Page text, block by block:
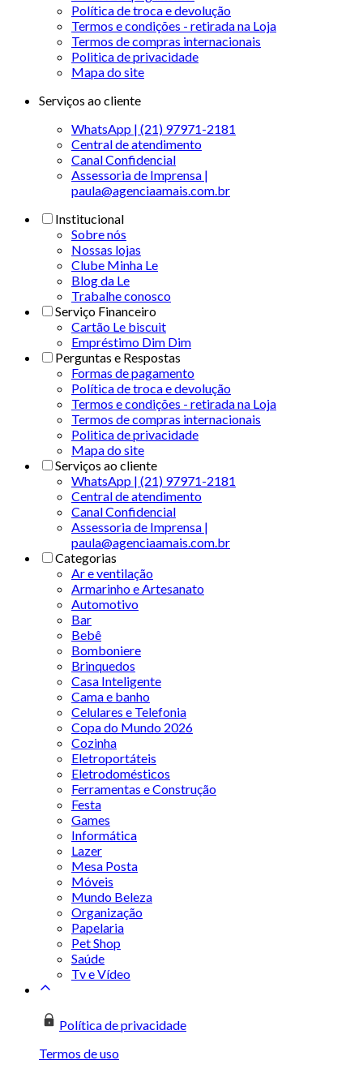
Política de troca e devolução
Termos e condições - retirada na Loja
Termos de compras internacionais
Politica de privacidade
Mapa do site
Serviços ao cliente
WhatsApp | (21) 97971-2181
Central de atendimento
Canal Confidencial
Assessoria de Imprensa |
paula@agenciaamais.com.br
Institucional
Sobre nós
Nossas lojas
Clube Minha Le
Blog da Le
Trabalhe conosco
Serviço Financeiro
Cartão Le biscuit
Empréstimo Dim Dim
Perguntas e Respostas
Formas de pagamento
Política de troca e devolução
Termos e condições - retirada na Loja
Termos de compras internacionais
Politica de privacidade
Mapa do site
Serviços ao cliente
WhatsApp | (21) 97971-2181
Central de atendimento
Canal Confidencial
Assessoria de Imprensa |
paula@agenciaamais.com.br
Categorias
Ar e ventilação
Armarinho e Artesanato
Automotivo
Bar
Bebê
Bomboniere
Brinquedos
Casa Inteligente
Cama e banho
Celulares e Telefonia
Copa do Mundo 2026
Cozinha
Eletroportáteis
Eletrodomésticos
Ferramentas e Construção
Festa
Games
Informática
Lazer
Mesa Posta
Móveis
Mundo Beleza
Organização
Papelaria
Pet Shop
Saúde
Tv e Vídeo
Política de privacidade
Termos de uso